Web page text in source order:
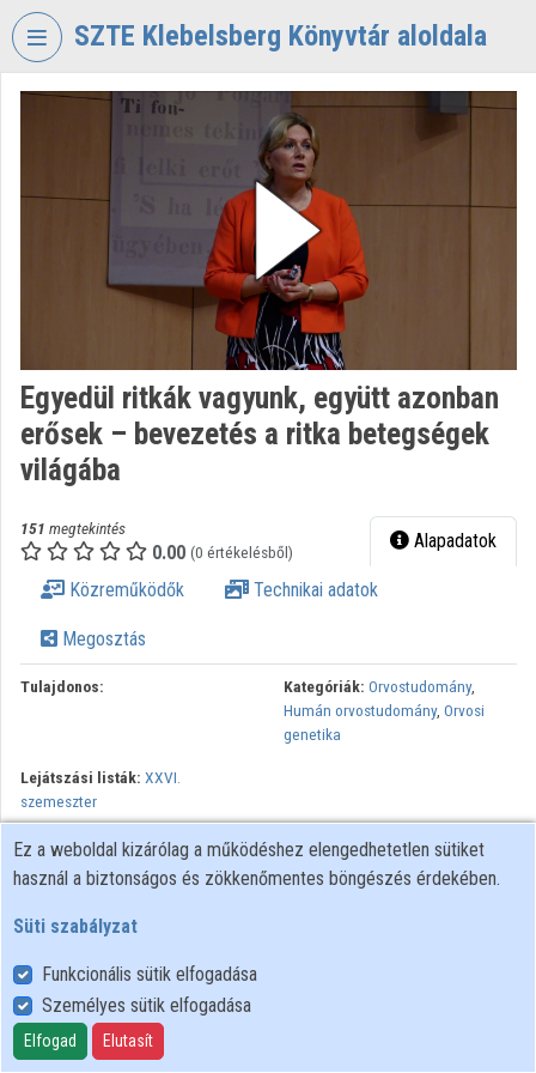
Fejléc kihagyása
SZTE Klebelsberg Könyvtár aloldala
VIDEOTORIUM
KLEBELSBERG
Intézményi kezdőlap
Kategóriák
Intézményi listák
Intézmények
Közreműködők
Egyedül ritkák vagyunk, együtt azonban
erősek – bevezetés a ritka betegségek
világába
151 megtekintés
0.00 (0 értékelésből) Alapadatok
Közreműködők Technikai adatok
Megosztás
Tulajdonos: Kategóriák: Orvostudomány,
Humán orvostudomány, Orvosi
genetika
Lejátszási listák: XXVI.
szemeszter
“Az előadás a Szabadegyetem, Szeged előadássorozat keretein
belül hangzott el.”
“Minden jog fenntartva.”
Felhasználói szabályzat
Adatkezelési tájékoztató
Süti szabályzat
Ez a weboldal kizárólag a működéshez elengedhetetlen sütiket
használ a biztonságos és zökkenőmentes böngészés érdekében.
Süti szabályzat
Funkcionális sütik elfogadása
Személyes sütik elfogadása
Elfogad Elutasít